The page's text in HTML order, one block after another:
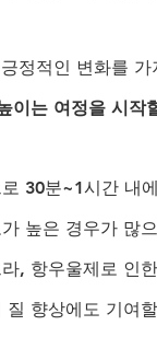
정적인 변화를 가
이는 여정을 시작
30분~1시간 내
높은 경우가 많
, 항우울제로 인
향상에도 기여